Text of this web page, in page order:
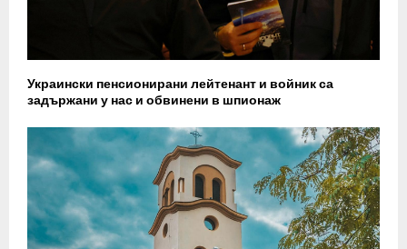
Украински пенсионирани лейтенант и войник са
задържани у нас и обвинени в шпионаж